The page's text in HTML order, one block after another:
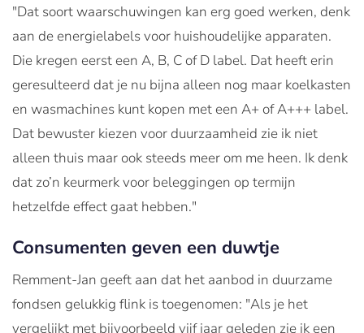
"Dat soort waarschuwingen kan erg goed werken, denk
aan de energielabels voor huishoudelijke apparaten.
Die kregen eerst een A, B, C of D label. Dat heeft erin
geresulteerd dat je nu bijna alleen nog maar koelkasten
en wasmachines kunt kopen met een A+ of A+++ label.
Dat bewuster kiezen voor duurzaamheid zie ik niet
alleen thuis maar ook steeds meer om me heen. Ik denk
dat zo’n keurmerk voor beleggingen op termijn
hetzelfde effect gaat hebben."
Consumenten geven een duwtje
Remment-Jan geeft aan dat het aanbod in duurzame
fondsen gelukkig flink is toegenomen: "Als je het
vergelijkt met bijvoorbeeld vijf jaar geleden zie ik een